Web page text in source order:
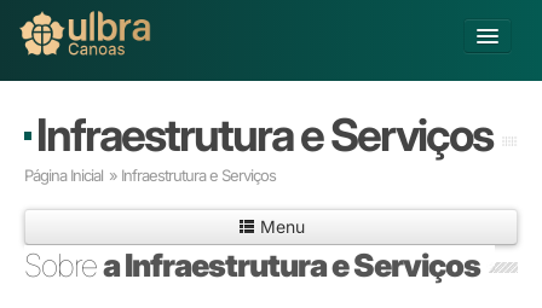
Buscar
Já sou Aluno
Matricule-se
Infraestrutura e Serviços
Página Inicial » Infraestrutura e Serviços
Menu
Sobrea Infraestrutura e Serviços